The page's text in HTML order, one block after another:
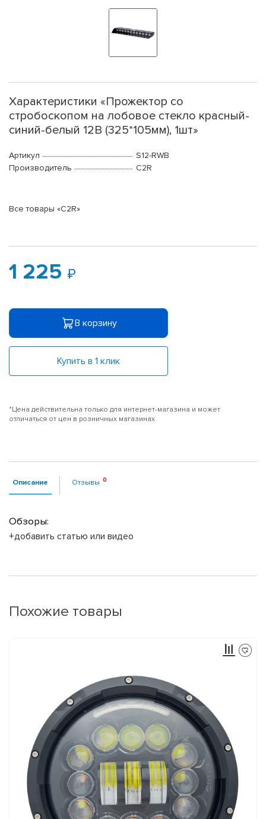
Характеристики «Прожектор со
стробоскопом на лобовое стекло красный-
синий-белый 12В (325*105мм), 1шт»
Артикул
S12-RWB
Производитель
C2R
Все товары «C2R»
1 225
В корзину
Купить в 1 клик
*Цена действительна только для интернет-магазина и может
отличаться от цен в розничных магазинах
Описание Отзывы
Обзоры:
+добавить статью или видео
Похожие товары